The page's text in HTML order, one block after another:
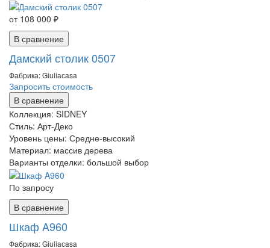
от 108 000 ₽
В сравнение
Дамский столик 0507
Фабрика: Giuliaсasa
Запросить стоимость
В сравнение
Коллекция: SIDNEY
Стиль: Арт-Деко
Уровень цены: Средне-высокий
Материал: массив дерева
Варианты отделки: большой выбор
По запросу
В сравнение
Шкаф A960
Фабрика: Giuliaсasa